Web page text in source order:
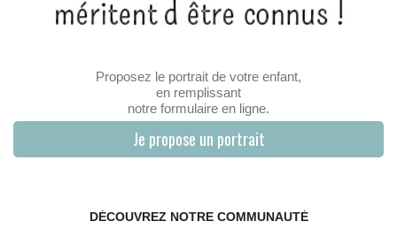
Proposez le portrait de votre enfant,
en remplissant
notre formulaire en ligne.
Je propose un portrait
DÉCOUVREZ NOTRE COMMUNAUTÉ